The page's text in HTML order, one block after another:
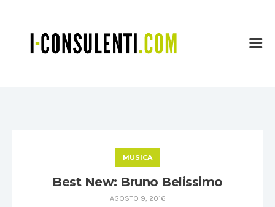
MUSICA
Best New: Bruno Belissimo
AGOSTO 9, 2016